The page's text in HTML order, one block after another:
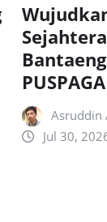
Asruddin
Jul 30,